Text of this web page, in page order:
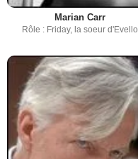
Marian Carr
Rôle : Friday, la soeur d'Evello